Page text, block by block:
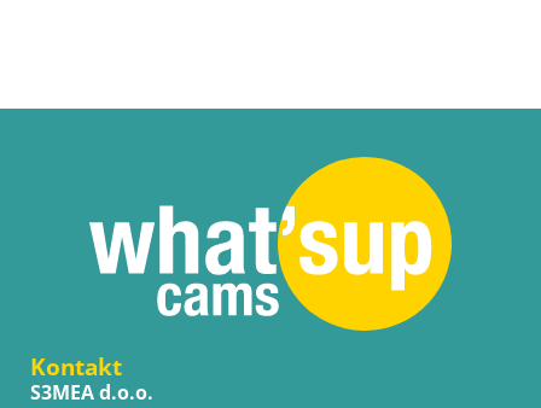
Kontakt
S3MEA d.o.o.